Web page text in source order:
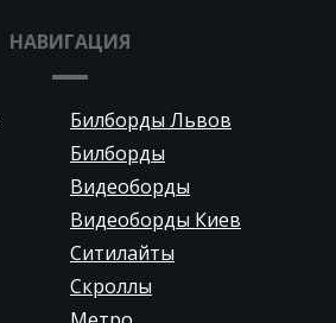
НАВИГАЦИЯ
Билборды Львов
Билборды
Видеоборды
Видеоборды Киев
Ситилайты
Скроллы